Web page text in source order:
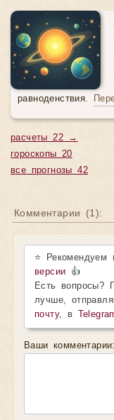
равноденствия.
расчеты 22 →
гороскопы 20
все прогнозы 42
Комментарии (1):
⭐ Рекомендуем
версии 👍
Есть вопросы?
лучше,
почту, в
Ваши комментарии: